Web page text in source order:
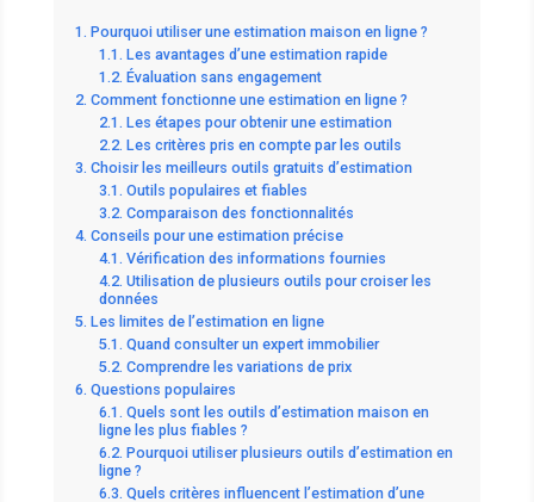
Pourquoi utiliser une estimation maison en ligne ?
Les avantages d’une estimation rapide
Évaluation sans engagement
Comment fonctionne une estimation en ligne ?
Les étapes pour obtenir une estimation
Les critères pris en compte par les outils
Choisir les meilleurs outils gratuits d’estimation
Outils populaires et fiables
Comparaison des fonctionnalités
Conseils pour une estimation précise
Vérification des informations fournies
Utilisation de plusieurs outils pour croiser les
données
Les limites de l’estimation en ligne
Quand consulter un expert immobilier
Comprendre les variations de prix
Questions populaires
Quels sont les outils d’estimation maison en
ligne les plus fiables ?
Pourquoi utiliser plusieurs outils d’estimation en
ligne ?
Quels critères influencent l’estimation d’une